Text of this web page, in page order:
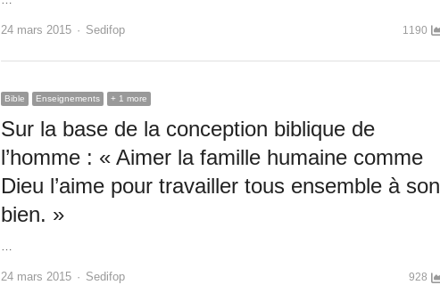
24 mars 2015 Author
Sedifop 1190
Bible Enseignements + 1 more
Sur la base de la conception biblique de
l’homme : « Aimer la famille humaine comme
Dieu l’aime pour travailler tous ensemble à son
bien. »
…
24 mars 2015 Author
Sedifop 928